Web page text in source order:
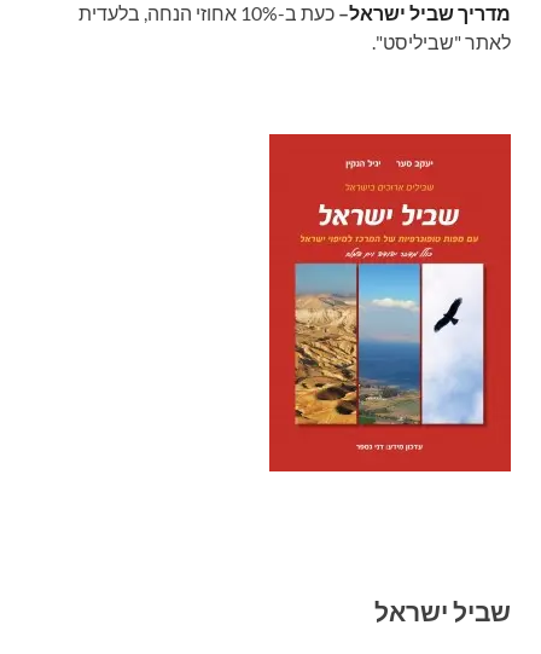
מדריך שביל ישראל–
כעת ב-10% אחוזי הנחה, בלעדית
לאתר "שביליסט".
שביל ישראל